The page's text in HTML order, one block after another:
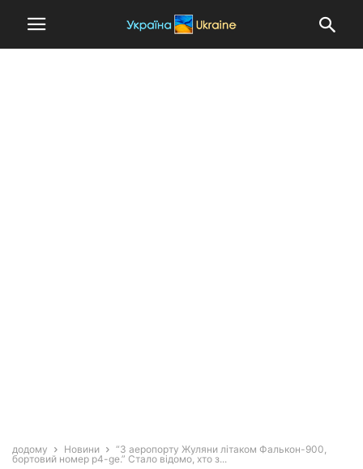
додому Новини
“З аеропорту Жуляни літаком Фалькон-900,
бортовий номер p4-ge.” Стало відомо, хто з...